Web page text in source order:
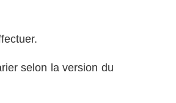
selon la version du